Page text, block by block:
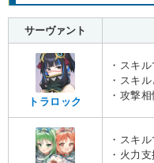
サーヴァント
トラロック
・スキ
・スキ
・攻撃
・スキ
・火力